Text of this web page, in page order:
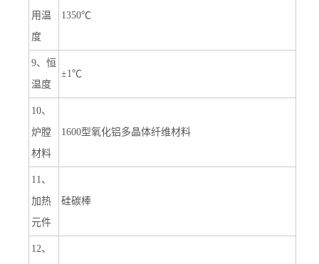
用温
度
1350℃
9、恒
温度
±1℃
10、
炉膛
材料
1600型氧化铝多晶体纤维材料
11、
加热
元件
硅碳棒
12、